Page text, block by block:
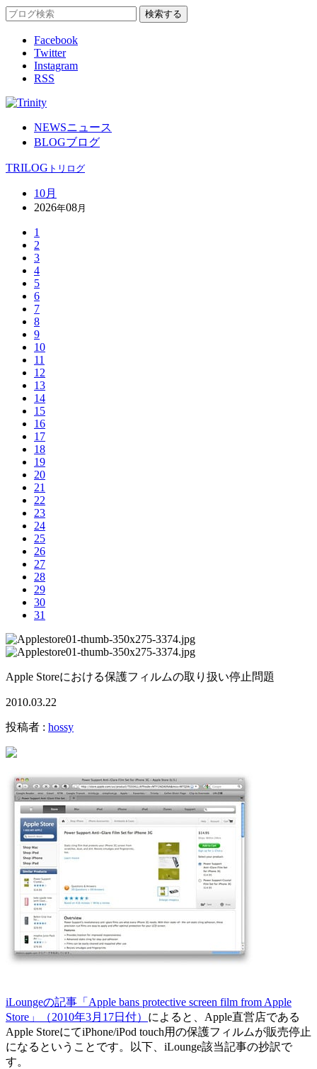
Facebook
Twitter
Instagram
RSS
NEWSニュース
BLOGブログ
TRILOG トリログ
10月
2026年08月
1
2
3
4
5
6
7
8
9
10
11
12
13
14
15
16
17
18
19
20
21
22
23
24
25
26
27
28
29
30
31
Apple Storeにおける保護フィルムの取り扱い停止問題
2010.03.22
投稿者 : hossy
iLoungeの記事「Apple bans protective screen film from Apple
Store」（2010年3月17日付） によると、Apple直営店である
Apple StoreにてiPhone/iPod touch用の保護フィルムが販売停止
になるということです。以下、iLounge該当記事の抄訳で
す。